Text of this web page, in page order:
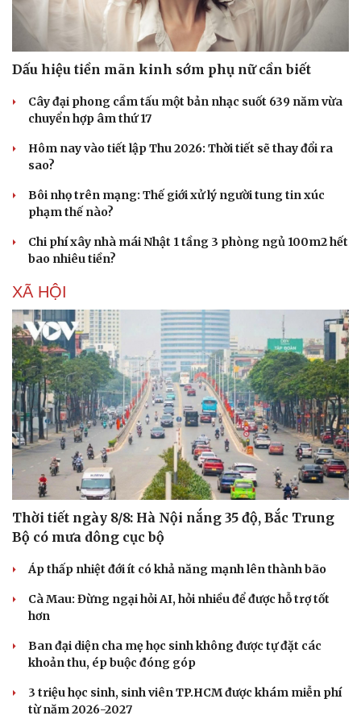
Sức khỏe
Dinh dưỡng - món ngon
Cây thuốc
Nhi khoa
Nam khoa
Phòng mạch online
Ăn sạch sống khỏe
Đời sống
Nhà đẹp
Dấu hiệu tiền mãn kinh sớm phụ nữ cần biết
Cây đại phong cầm tấu một bản nhạc suốt 639 năm vừa
chuyển hợp âm thứ 17
Hôm nay vào tiết lập Thu 2026: Thời tiết sẽ thay đổi ra
sao?
Bôi nhọ trên mạng: Thế giới xử lý người tung tin xúc
phạm thế nào?
Chi phí xây nhà mái Nhật 1 tầng 3 phòng ngủ 100m2 hết
bao nhiêu tiền?
XÃ HỘI
Thời tiết ngày 8/8: Hà Nội nắng 35 độ, Bắc Trung
Bộ có mưa dông cục bộ
Áp thấp nhiệt đới ít có khả năng mạnh lên thành bão
Cà Mau: Đừng ngại hỏi AI, hỏi nhiều để được hỗ trợ tốt
hơn
Ban đại diện cha mẹ học sinh không được tự đặt các
khoản thu, ép buộc đóng góp
3 triệu học sinh, sinh viên TP.HCM được khám miễn phí
từ năm 2026-2027